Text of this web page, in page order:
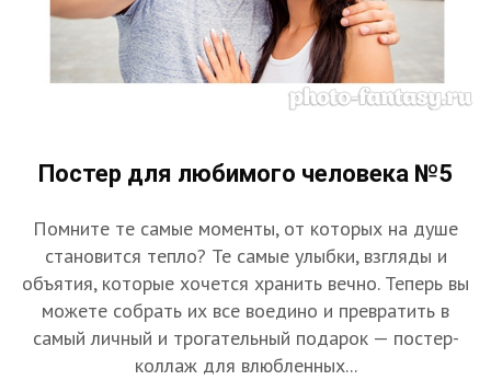
Постер для любимого человека №5
Помните те самые моменты, от которых на душе
становится тепло? Те самые улыбки, взгляды и
объятия, которые хочется хранить вечно. Теперь вы
можете собрать их все воедино и превратить в
самый личный и трогательный подарок — постер-
коллаж для влюбленных...